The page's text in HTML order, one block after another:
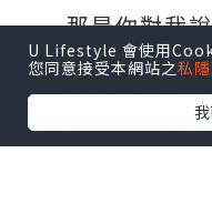
那是你對我說
在找回你的時
「不會再讓你哭
U Lifestyle 會使用
您同意接受本網站之私